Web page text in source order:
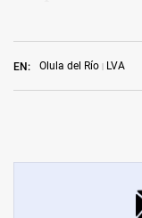
EN: Olula del Río LVA